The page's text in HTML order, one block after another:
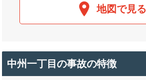
地図で見る
中州一丁目の事故の特徴